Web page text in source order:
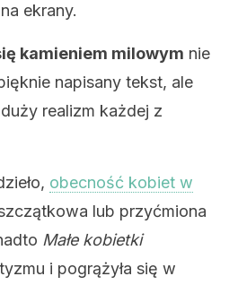
ekrany.
kamieniem milowym nie
napisany tekst, ale
realizm każdej z
obecność kobiet w
lub przyćmiona
Małe kobietki
i pogrążyła się w